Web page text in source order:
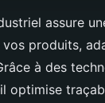
assure
produits,
à des
optimise